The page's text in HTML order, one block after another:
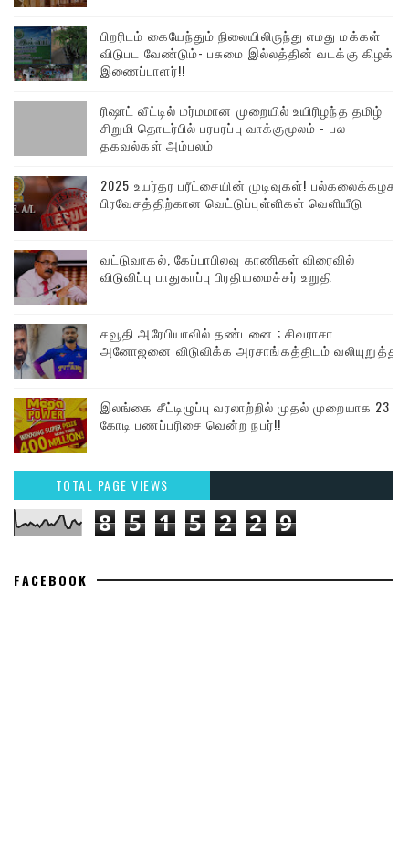
பிறரிடம் கையேந்தும் நிலையிலிருந்து எமது மக்கள்
விடுபட வேண்டும்- பசுமை இல்லத்தின் வடக்கு கிழக்கு
இணைப்பாளர்!!
ரிஷாட் வீட்டில் மர்மமான முறையில் உயிரிழந்த தமிழ்
சிறுமி தொடர்பில் பரபரப்பு வாக்குமூலம் - பல
தகவல்கள் அம்பலம்
2025 உயர்தர பரீட்சையின் முடிவுகள்! பல்கலைக்கழக
பிரவேசத்திற்கான வெட்டுப்புள்ளிகள் வெளியீடு
வட்டுவாகல், கேப்பாபிலவு காணிகள் விரைவில்
விடுவிப்பு பாதுகாப்பு பிரதியமைச்சர் உறுதி
சவூதி அரேபியாவில் தண்டனை ; சிவராசா
அனோஜனை விடுவிக்க அரசாங்கத்திடம் வலியுறுத்து
இலங்கை சீட்டிழுப்பு வரலாற்றில் முதல் முறையாக 23
கோடி பணப்பரிசை வென்ற நபர்!!
TOTAL PAGE VIEWS
8 5 1 5 2 2 9
FACEBOOK